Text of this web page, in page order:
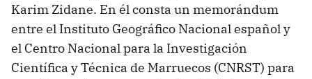
Karim Zidane. En él consta un memorándum
entre el Instituto Geográfico Nacional español y
el Centro Nacional para la Investigación
Científica y Técnica de Marruecos (CNRST) para